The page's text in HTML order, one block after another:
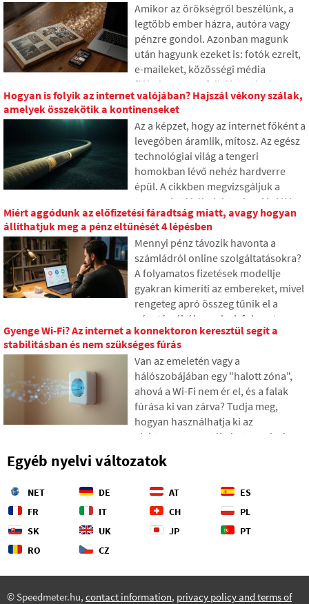
rövidítés, hogyan működik, miért
tárolják az internetes tartalmat
különböző helyeken világszerte, és
miért nehéz ma elképzelni az
internetet nélküle.
Amikor az örökségről beszélünk, a
legtöbb ember házra, autóra vagy
pénzre gondol. Azonban magunk
után hagyunk ezeket is: fotók ezreit,
e-maileket, közösségi média
fiókokat vagy a felhőben tárolt
adatokat. Mi történik ezekkel
halálunk után, és ki férhet hozzájuk?
A cikkben megnézzük, hogyan
működik a digitális örökség, miért
lehetnek a hátrahagyottaknak
gondjaik az adatokkal, és hogyan
tehetünk rendet az online nyomaink
Hogyan is folyik az internet valójában? Hajszál vékony szálak,
amelyek összekötik a kontinenseket
Az a képzet, hogy az internet főként a
levegőben áramlik, mítosz. Az egész
technológiai világ a tengeri
homokban lévő nehéz hardverre
épül. A cikkben megvizsgáljuk a
tengeralatti kábelek technológiáját.
Megtudhatja, hogyan működnek az
optikai szálak, mit jelent azok
hajókról való lefektetése, és hogyan
váltak az óceánok mélyei
geopolitikai harctérré.
Miért aggódunk az előfizetési fáradtság miatt, avagy hogyan
állíthatjuk meg a pénz eltűnését 4 lépésben
Mennyi pénz távozik havonta a
számládról online szolgáltatásokra?
A folyamatos fizetések modellje
gyakran kimeríti az embereket, mivel
rengeteg apró összeg tűnik el a
pénztárcából, amelyek fokozatosan
váratlanul magas összegekké
gyűlnek össze. A szövegben a 2026-
os friss adatokra támaszkodunk,
megmutatjuk a szakadékot a
becsléseink és a valóság között, és
négy konkrét lépést kínálunk annak
érdekében, hogy nagyobb kontroll
Gyenge Wi-Fi? Az internet a konnektoron keresztül segít a
stabilitásban és nem szükséges fúrás
Van az emeletén vagy a
hálószobájában egy "halott zóna",
ahová a Wi-Fi nem ér el, és a falak
fúrása ki van zárva? Tudja meg,
hogyan használhatja ki az
elektromos vezetékeket, amelyek
internetet az elektromos hálózaton
bemutatjuk, hogyan működik egy
modern powerline adapter, miért
képes a 4K streaming és játékok
vezetékeknél.
Egyéb nyelvi változatok
NET DE AT
ES
FR
IT CH
PL
SK
UK JP
PT
RO
CZ
© Speedmeter.hu, contact information, privacy policy and terms of